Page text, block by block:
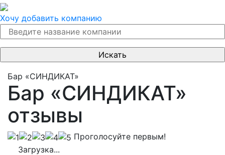
Хочу добавить компанию
Бар «СИНДИКАТ»
Бар «СИНДИКАТ»
отзывы
Проголосуйте первым!
Загрузка...